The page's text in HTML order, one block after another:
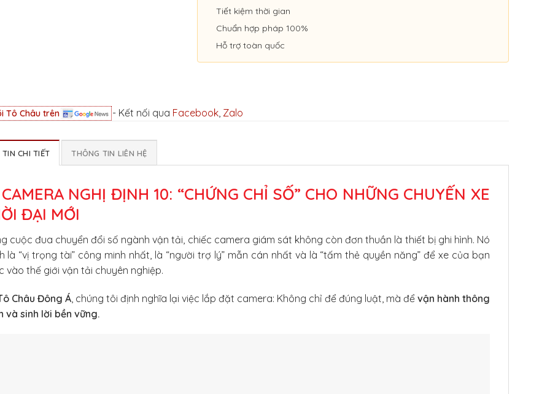
Tiết kiệm thời gian
Chuẩn hợp pháp 100%
Hỗ trợ toàn quốc
Tô Châu trên - Kết nối qua Facebook, Zalo
TIN CHI TIẾT THÔNG TIN LIÊN HỆ
NGHỊ ĐỊNH 10: “CHỨNG CHỈ SỐ” CHO NHỮNG CHUYẾN XE
ĐẠI MỚI
cuộc đua chuyển đổi số ngành vận tải, chiếc camera giám sát không còn đơn thuần là thiết bị ghi hình. Nó
là “vị trọng tài” công minh nhất, là “người trợ lý” mẫn cán nhất và là “tấm thẻ quyền năng” để xe của bạn
vào thế giới vận tải chuyên nghiệp.
Châu Đông Á, chúng tôi định nghĩa lại việc lắp đặt camera: Không chỉ để đúng luật, mà để vận hành thông
và sinh lời bền vững.